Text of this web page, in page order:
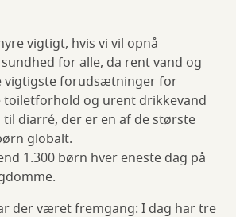
vigtigt, hvis vi vil opnå
for alle, da rent vand og
vigtigste forudsætninger for
toiletforhold og urent drikkevand
diarré, der er en af de største
globalt.
1.300 børn hver eneste dag på
der været fremgang: I dag har tre